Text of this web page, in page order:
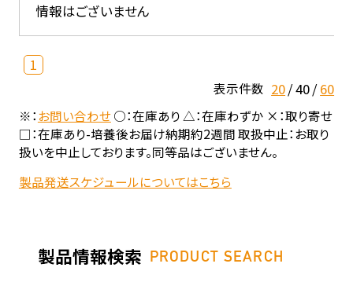
情報はございません
1
表示件数 20 40 60
※：お問い合わせ○：在庫あり △：在庫わずか ×：取り寄せ
□：在庫あり-培養後お届け納期約2週間 取扱中止：お取り
扱いを中止しております。同等品はございません。
製品発送スケジュールについてはこちら
製品情報検索 PRODUCT SEARCH